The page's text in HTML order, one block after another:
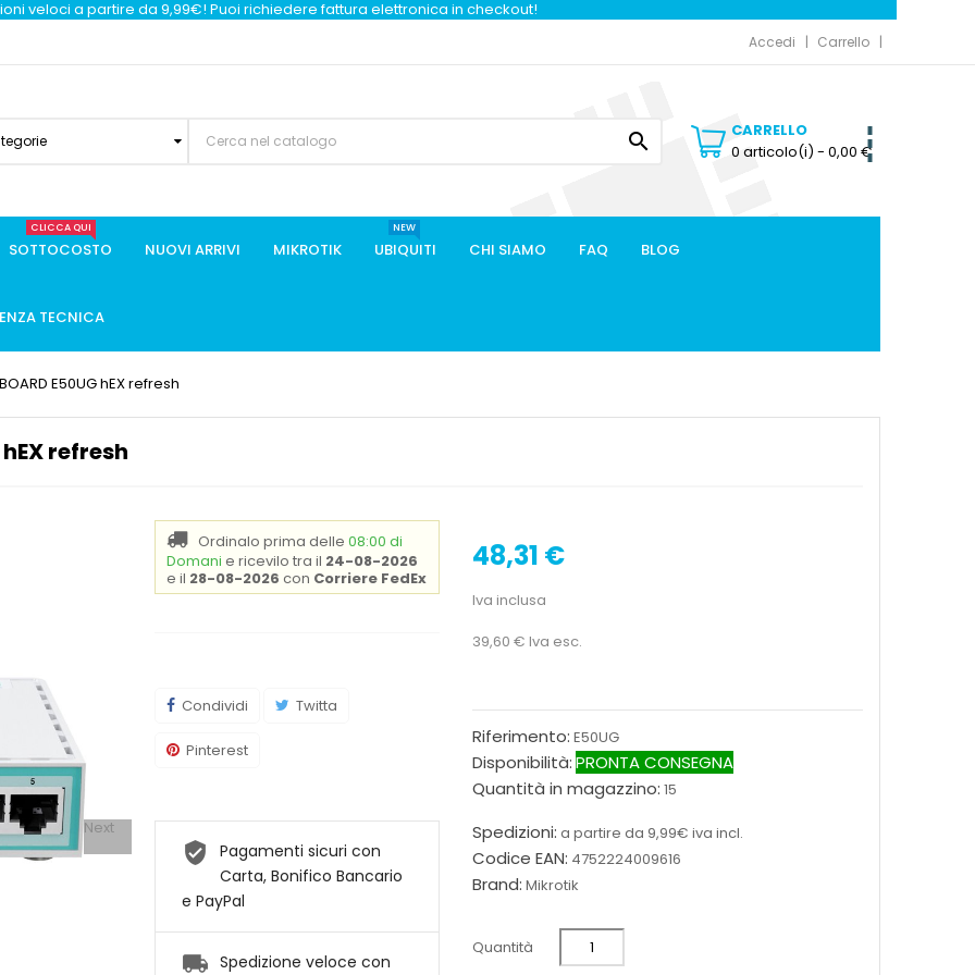
veloci a partire da 9,99€! Puoi richiedere fattura elettronica in checkout!
Accedi Carrello

CARRELLO
0 articolo(i) - 0,00 €
SOTTOCOSTO
CLICCA QUI
NUOVI ARRIVI MIKROTIK UBIQUITI
NEW
CHI SIAMO FAQ BLOG
TECNICA
E50UG hEX refresh
hEX refresh
Next
48,31 €
Iva inclusa
39,60 € Iva esc.
Riferimento: E50UG
Disponibilità:PRONTA CONSEGNA
Quantità in magazzino: 15
Spedizioni: a partire da 9,99€ iva incl.
Codice EAN: 4752224009616
Brand: Mikrotik
Quantità
Ordinalo prima delle 08:00 di
Domani e ricevilo tra il 24-08-2026
e il 28-08-2026 con Corriere FedEx
Condividi Twitta
Pinterest
Pagamenti sicuri con
Carta, Bonifico Bancario
e PayPal
Spedizione veloce con